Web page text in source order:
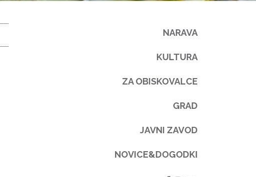
NARAVA
KULTURA
ZA OBISKOVALCE
GRAD
JAVNI ZAVOD
NOVICE&DOGODKI